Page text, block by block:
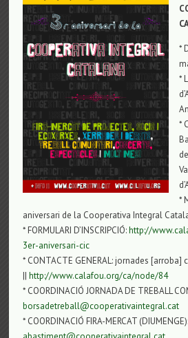
*
*
*
*
aniversari de la Cooperativa Integral
* FORMULARI D’INSCRIPCIÓ:http://
3er-aniversari-cic
* CONTACTE GENERAL: jornades
||http://www.calafou.org/ca/node/84
* COORDINACIÓ JORNADA DE TREBALL
borsadetreball@cooperativaintegral.cat
* COORDINACIÓ FIRA-MERCAT (DIUMENGE):